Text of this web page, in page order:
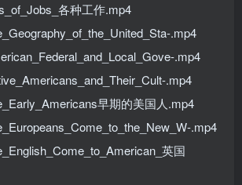
各种工作.mp4
.mp4
.mp4
.mp4
早期的美国人.mp4
.mp4
英国